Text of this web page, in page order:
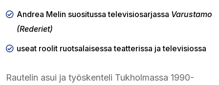
Andrea Melin suositussa televisiosarjassa Varustamo
(Rederiet)
useat roolit ruotsalaisessa teatterissa ja televisiossa
Rautelin asui ja työskenteli Tukholmassa 1990-